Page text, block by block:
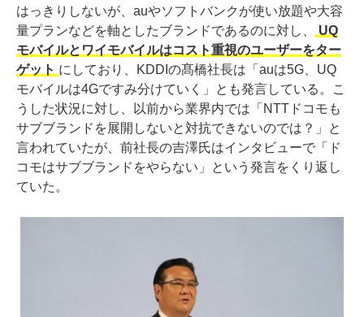
はっきりしないが、auやソフトバンクが使い放題や大容
量プランなどを軸としたブランドであるのに対し、
UQ
モバイルとワイモバイルはコスト重視のユーザーをター
ゲット にしており、KDDIの髙橋社長は「auは5G、UQ
モバイルは4Gですみ分けていく」とも発言している。こ
うした状況に対し、以前から業界内では「NTTドコモも
サブブランドを展開しないと対抗できないのでは？」と
言われていたが、前社長の吉澤氏はインタビューで「ド
コモはサブブランドをやらない」という発言をくり返し
ていた。